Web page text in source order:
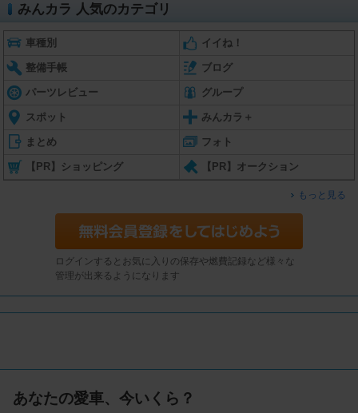
みんカラ 人気のカテゴリ
車種別 イイね！
整備手帳 ブログ
パーツレビュー グループ
スポット みんカラ＋
まとめ フォト
【PR】ショッピング 【PR】オークション
もっと見る
ログインするとお気に入りの保存や燃費記録など様々な
管理が出来るようになります
あなたの愛車、今いくら？